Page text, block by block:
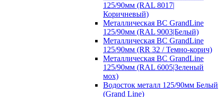
125/90мм (RAL 8017|
Коричневый)
Металлическая ВС GrandLine
125/90мм (RAL 9003|Белый)
Металлическая ВС GrandLine
125/90мм (RR 32 / Темно-корич)
Металлическая ВС GrandLine
125/90мм (RAL 6005|Зеленый
мох)
Водосток металл 125/90мм Белый
(Grand Line)